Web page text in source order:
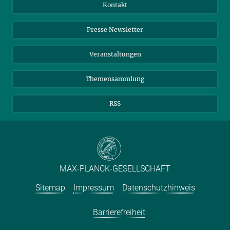
Meldestelle Fehlverhalten
YouTube
Kontakt
Presse Newsletter
Veranstaltungen
Themensammlung
RSS
MAX-PLANCK-GESELLSCHAFT
Sitemap
Impressum Datenschutzhinweis
Barrierefreiheit